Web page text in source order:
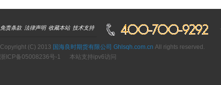
免责条款 法律声明 收藏本站 技术支持
Copyright (C) 2013 国海良时期货有限公司 Ghlsqh.com.cn All rights reserved.
浙ICP备05008236号-1 本站支持ipv6访问